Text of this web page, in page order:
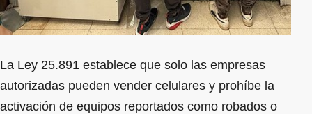
La Ley 25.891 establece que solo las empresas
autorizadas pueden vender celulares y prohíbe la
activación de equipos reportados como robados o